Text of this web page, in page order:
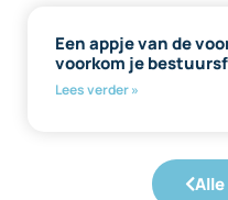
Een appje van de
voorkom je
Lees verder »